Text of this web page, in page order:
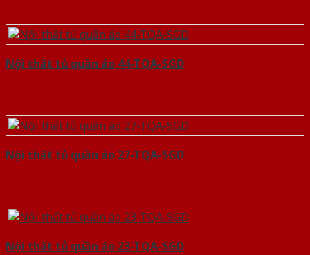
Nội thất tủ quần áo 44-TQA-SGD
Nội thất tủ quần áo 27-TQA-SGD
Nội thất tủ quần áo 23-TQA-SGD